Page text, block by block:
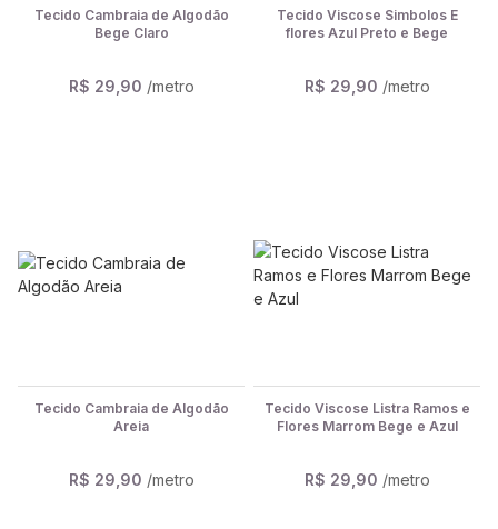
Tecido Cambraia de Algodão
Bege Claro
R$ 29,90 /metro
Tecido Viscose Simbolos E
flores Azul Preto e Bege
R$ 29,90 /metro
Tecido Cambraia de Algodão
Areia
R$ 29,90 /metro
Tecido Viscose Listra Ramos e
Flores Marrom Bege e Azul
R$ 29,90 /metro